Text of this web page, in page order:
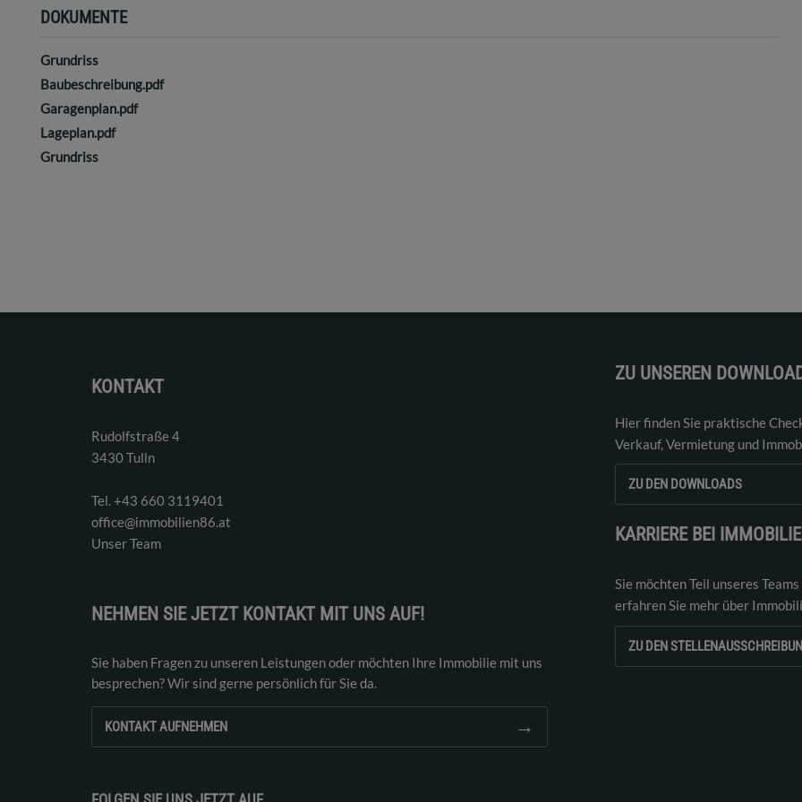
DOKUMENTE
Grundriss
Baubeschreibung.pdf
Garagenplan.pdf
Lageplan.pdf
Grundriss
KONTAKT
Rudolfstraße 4
3430 Tulln
Tel. ‭+43 660 3119401‬
office@immobilien86.at
Unser Team
NEHMEN SIE JETZT KONTAKT MIT UNS AUF!
Sie haben Fragen zu unseren Leistungen oder möchten Ihre Immobilie mit uns
besprechen? Wir sind gerne persönlich für Sie da.
KONTAKT AUFNEHMEN →
ZU UNSEREN
Hier finden Sie praktische
Verkauf, Vermietung und
ZU DEN DOWNLOADS
KARRIERE BEI
Sie möchten Teil unseres
erfahren Sie mehr über
ZU DEN